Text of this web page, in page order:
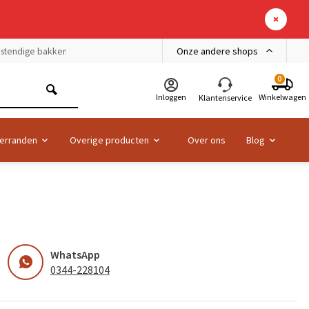
bakken Onze andere shops
Inloggen Klantenservice
0
Winkelwagen
Overige producten Over ons Blog
WhatsApp
0344-228104